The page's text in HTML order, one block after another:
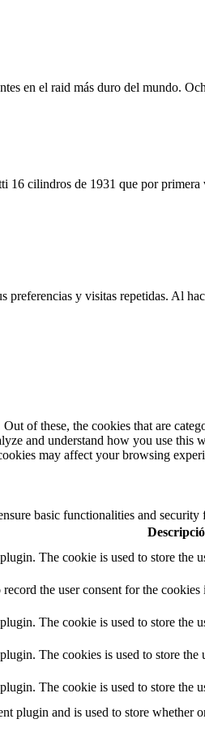
en el raid más duro del mundo.
cilindros de 1931 que por
preferencias y visitas repetidas. Al
of these, the cookies that are
and understand how you use
may affect your browsing
basic functionalities and
The cookie is used to store the
the user consent for the
The cookie is used to store the
The cookies is used to store
The cookie is used to store the
plugin and is used to store whether